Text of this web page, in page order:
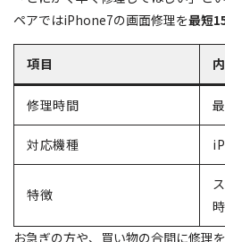
ペアではiPhone7の画面修理を最短
項目
修理時間
対応機種
特徴
お急ぎの方や、買い物の合間に修理